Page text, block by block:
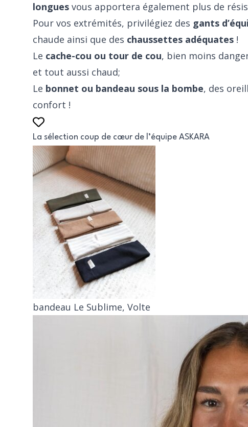
longues vous apportera également plus de
Pour vos extrémités, privilégiez des gants
chaude ainsi que des chaussettes adéquates !
Le cache-cou ou tour de cou, bien moins
et tout aussi chaud;
Le bonnet ou bandeau sous la bombe, des
confort !
La sélection coup de cœur de l’équipe ASKARA
bandeau Le Sublime, Volte